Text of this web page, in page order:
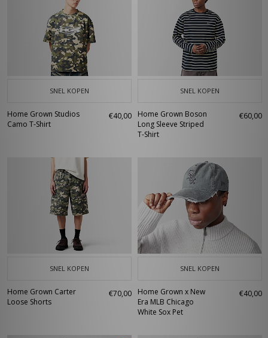
SNEL KOPEN
Home Grown Studios
Camo T-Shirt
€40,00
SNEL KOPEN
Home Grown Boson
Long Sleeve Striped
T-Shirt
€60,00
SNEL KOPEN
Home Grown Carter
Loose Shorts
€70,00
SNEL KOPEN
Home Grown x New
Era MLB Chicago
White Sox Pet
€40,00